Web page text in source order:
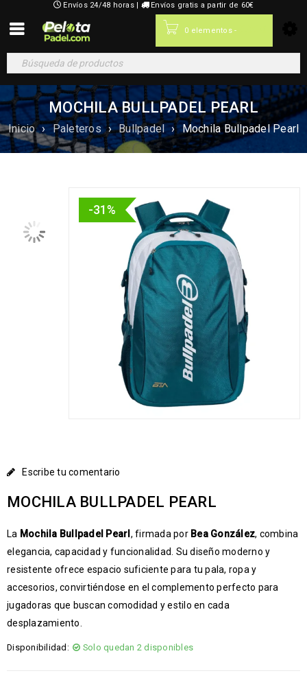
Envíos 24/48 horas | Envíos gratis a partir de 60€
0 elementos -
MOCHILA BULLPADEL PEARL
Inicio › Paleteros › Bullpadel › Mochila Bullpadel Pearl
-31%
Escribe tu comentario
MOCHILA BULLPADEL PEARL
La Mochila Bullpadel Pearl , firmada por Bea González, combina
elegancia, capacidad y funcionalidad. Su diseño moderno y
resistente ofrece espacio suficiente para tu pala, ropa y
accesorios, convirtiéndose en el complemento perfecto para
jugadoras que buscan comodidad y estilo en cada
desplazamiento.
Disponibilidad: Solo quedan 2 disponibles